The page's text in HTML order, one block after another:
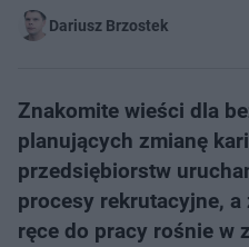
Dariusz Brzostek
Znakomite wieści dla
planujących zmianę
przedsiębiorstw
procesy rekrutacyjne,
ręce do pracy rośnie w